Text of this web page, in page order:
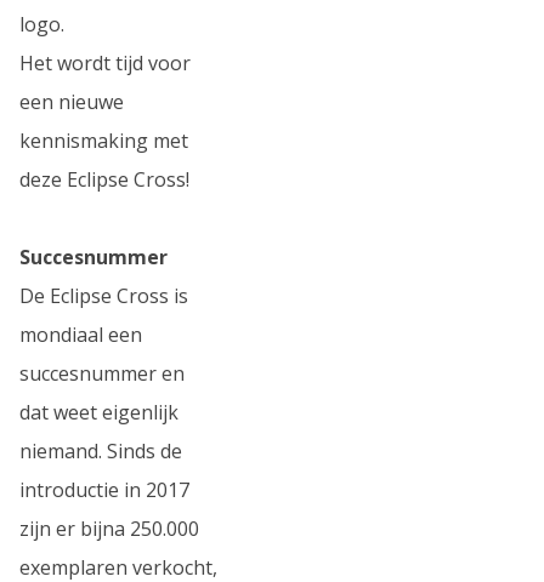
logo.
Het wordt tijd voor
een nieuwe
kennismaking met
deze Eclipse Cross!
Succesnummer
De Eclipse Cross is
mondiaal een
succesnummer en
dat weet eigenlijk
niemand. Sinds de
introductie in 2017
zijn er bijna 250.000
exemplaren verkocht,